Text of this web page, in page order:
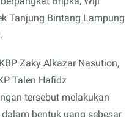
Tanjung Bintang Lampung
Zaky Alkazar Nasution,
Talen Hafidz
tersebut melakukan
bentuk uang sebesar